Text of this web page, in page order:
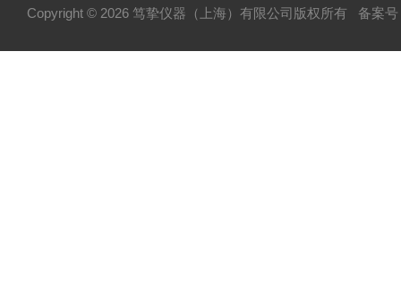
Copyright © 2026 笃挚仪器（上海）有限公司版权所有 备案号